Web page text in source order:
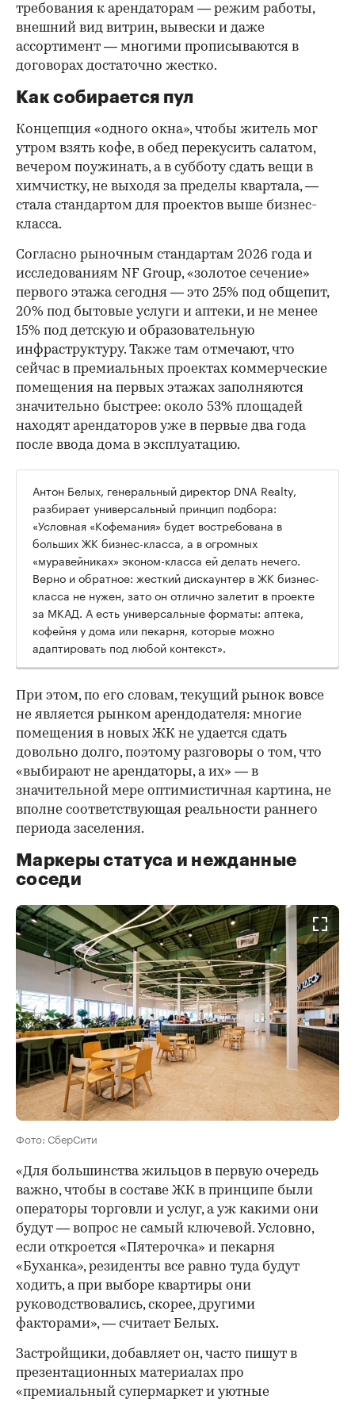
требования к арендаторам — режим работы,
внешний вид витрин, вывески и даже
ассортимент — многими прописываются в
договорах достаточно жестко.
Как собирается пул
Концепция «одного окна», чтобы житель мог
утром взять кофе, в обед перекусить салатом,
вечером поужинать, а в субботу сдать вещи в
химчистку, не выходя за пределы квартала, —
стала стандартом для проектов выше бизнес-
класса.
Согласно рыночным стандартам 2026 года и
исследованиям NF Group, «золотое сечение»
первого этажа сегодня — это 25% под общепит,
20% под бытовые услуги и аптеки, и не менее
15% под детскую и образовательную
инфраструктуру. Также там отмечают, что
сейчас в премиальных проектах коммерческие
помещения на первых этажах заполняются
значительно быстрее: около 53% площадей
находят арендаторов уже в первые два года
после ввода дома в эксплуатацию.
Антон Белых, генеральный директор DNA Realty,
разбирает универсальный принцип подбора:
«Условная «Кофемания» будет востребована в
больших ЖК бизнес-класса, а в огромных
«муравейниках» эконом-класса ей делать нечего.
Верно и обратное: жесткий дискаунтер в ЖК бизнес-
класса не нужен, зато он отлично залетит в проекте
за МКАД. А есть универсальные форматы: аптека,
кофейня у дома или пекарня, которые можно
адаптировать под любой контекст».
При этом, по его словам, текущий рынок вовсе
не является рынком арендодателя: многие
помещения в новых ЖК не удается сдать
довольно долго, поэтому разговоры о том, что
«выбирают не арендаторы, а их» — в
значительной мере оптимистичная картина, не
вполне соответствующая реальности раннего
периода заселения.
Маркеры статуса и нежданные
соседи
Фото: СберСити
«Для большинства жильцов в первую очередь
важно, чтобы в составе ЖК в принципе были
операторы торговли и услуг, а уж какими они
будут — вопрос не самый ключевой. Условно,
если откроется «Пятерочка» и пекарня
«Буханка», резиденты все равно туда будут
ходить, а при выборе квартиры они
руководствовались, скорее, другими
факторами», — считает Белых.
Застройщики, добавляет он, часто пишут в
презентационных материалах про
«премиальный супермаркет и уютные